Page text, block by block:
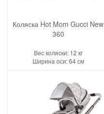
Коляска Hot Mom Gucci New
360
Вес коляски: 12 кг
Ширина оси: 64 см